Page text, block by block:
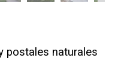
postales naturales